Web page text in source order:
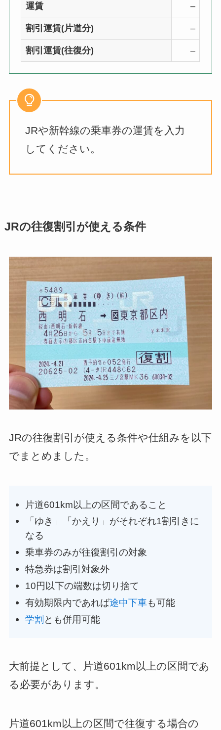
運賃 –
割引運賃(片道分) –
割引運賃(往復分) –
JRや新幹線の乗車券の運賃を入力
してください。
JRの往復割引が使える条件
JRの往復割引が使える条件や仕組みを以下
でまとめました。
片道601km以上の区間であること
「ゆき」「かえり」がそれぞれ1割引きに
なる
乗車券のみが往復割引の対象
特急券は割引対象外
10円以下の端数は切り捨て
有効期限内であれば途中下車も可能
学割とも併用可能
大前提として、片道601km以上の区間であ
る必要があります。
片道601km以上の区間で往復する場合の